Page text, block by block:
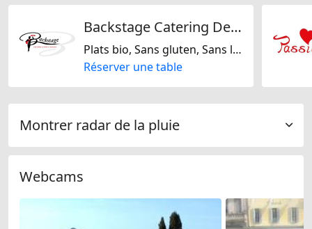
Backstage Catering Deluxe GmbH
Plats bio, Sans gluten, Sans lactose, Sans noix, Sans soja, Végétalien uniquement, Végétarien uniquement, Végétarienne jaïn, Américaine, Argentine, Italienne, Suisse, Allemande, Française
Réserver une table
Montrer radar de la pluie
Webcams